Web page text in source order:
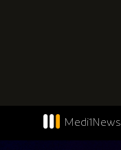
Medi1News